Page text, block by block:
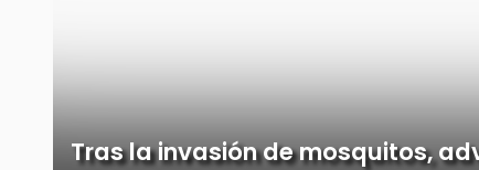
Tras la invasión de mosquitos,